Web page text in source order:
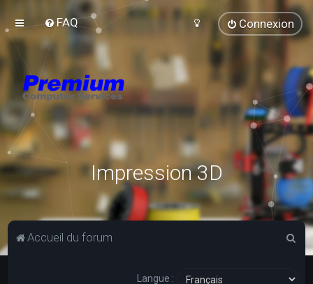
FAQ Connexion
Impression 3D
Accueil du forum
Langue :